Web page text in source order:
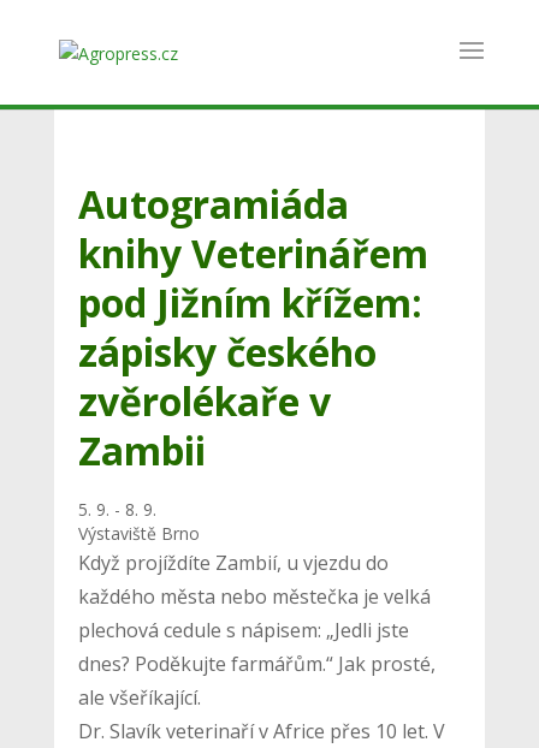
Autogramiáda
knihy Veterinářem
pod Jižním křížem:
zápisky českého
zvěrolékaře v
Zambii
5. 9. - 8. 9.
Výstaviště Brno
Když projíždíte Zambií, u vjezdu do
každého města nebo městečka je velká
plechová cedule s nápisem: „Jedli jste
dnes? Poděkujte farmářům.“ Jak prosté,
ale všeříkající.
Dr. Slavík veterinaří v Africe přes 10 let. V